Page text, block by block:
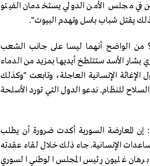
في مجلس الأمن الدولي يستخدمان الفيتو
يقتل شباب باسل وتهدم البيوت".
من الواضح أنهما ليسا على جانب الشعب
بشار الأسد ستتلطخ أيديها بمزيد من الدماء
الإنسانية العاجلة، وتابعت "وكذلك
للنظام. ندعو الدول التي تورد الأسلحة
المعارضة السورية أكدت ضرورة أن يطلب
الإنسانية. جاء ذلك خلال لقاء عقدته
برهان غليون رئيس المجلس الوطني السوري